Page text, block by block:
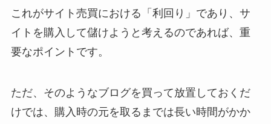
これがサイト売買における「利回り」であり、サ
イトを購入して儲けようと考えるのであれば、重
要なポイントです。
ただ、そのようなブログを買って放置しておくだ
けでは、購入時の元を取るまでは長い時間がかか